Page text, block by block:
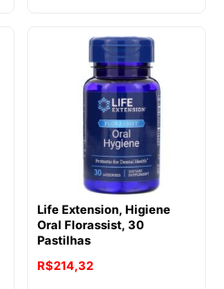
Life Extension, Higiene
Oral Florassist, 30
Pastilhas
R$214,32